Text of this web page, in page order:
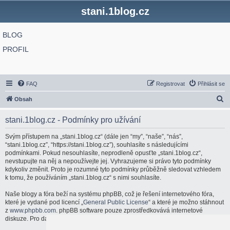
stani.1blog.cz
BLOG
PROFIL
FAQ Přihlásit se
Registrovat
Obsah
stani.1blog.cz - Podmínky pro užívání
Svým přístupem na „stani.1blog.cz“ (dále jen “my”, “naše”, “nás”,
“stani.1blog.cz”, “https://stani.1blog.cz”), souhlasíte s následujícími
podmínkami. Pokud nesouhlasíte, neprodleně opusťte „stani.1blog.cz“,
nevstupujte na něj a nepoužívejte jej. Vyhrazujeme si právo tyto podmínky
kdykoliv změnit. Proto je rozumné tyto podmínky průběžně sledovat vzhledem
k tomu, že používáním „stani.1blog.cz“ s nimi souhlasíte.
Naše blogy a fóra beží na systému phpBB, což je řešení internetového fóra,
které je vydané pod licencí „General Public License“ a které je možno stáhnout
z www.phpbb.com. phpBB software pouze zprostředkovává internetové
diskuze. Pro další informace o phpBB navštivte: